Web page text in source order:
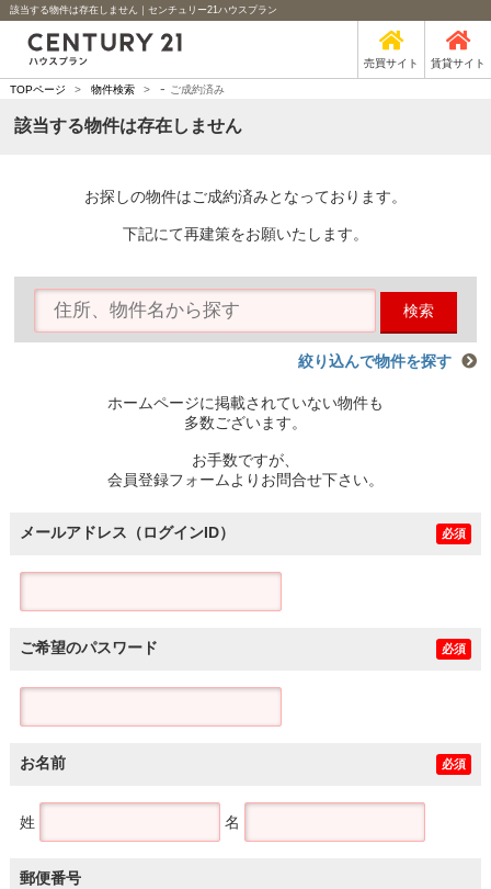
該当する物件は存在しません｜センチュリー21ハウスプラン
売買サイト 賃貸サイト
TOPページ > 物件検索 > - ご成約済み
該当する物件は存在しません
お探しの物件はご成約済みとなっております。
下記にて再建策をお願いたします。
検索
絞り込んで物件を探す
ホームページに掲載されていない物件も
多数ございます。
お手数ですが、
会員登録フォームよりお問合せ下さい。
メールアドレス（ログインID） 必須
ご希望のパスワード 必須
お名前 必須
姓 名
郵便番号